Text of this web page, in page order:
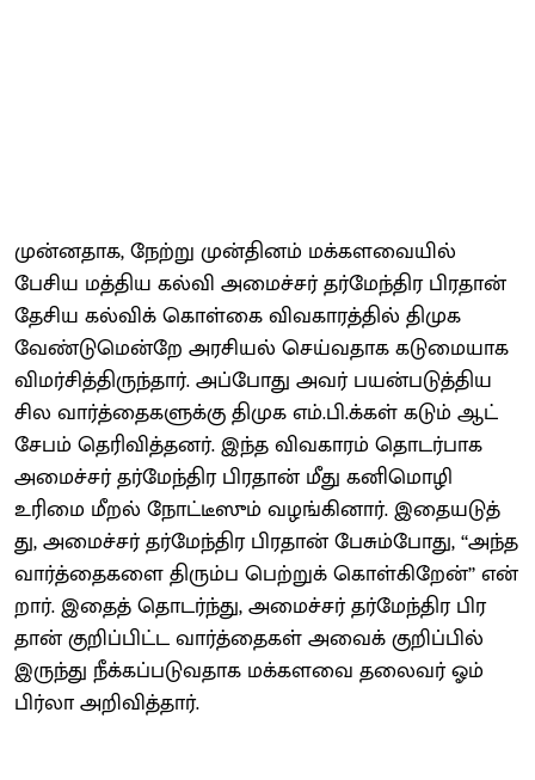
முன்​ன​தாக, நேற்று முன்​தினம் மக்​களவை​யில்
பேசிய மத்​திய கல்வி அமைச்​சர் தர்​மேந்​திர பிர​தான்
தேசிய கல்விக் கொள்கை விவ​காரத்​தில் திமுக
வேண்​டுமென்றே அரசி​யல் செய்​வ​தாக கடுமை​யாக
விமர்​சித்திருந்தார். அப்​போது அவர் பயன்​படுத்​திய
சில வார்த்​தைகளுக்கு திமுக எம்​.பி.க்​கள் கடும் ஆட்​
சேபம் தெரி​வித்​தனர். இந்த விவ​காரம் தொடர்​பாக
அமைச்​சர் தர்​மேந்​திர பிர​தான் மீது கனி​மொழி
உரிமை மீறல் நோட்​டீஸும் வழங்​கி​னார். இதையடுத்​
து, அமைச்​சர் தர்​மேந்​திர பிர​தான் பேசும்​போது, ‘‘அந்த
வார்த்​தைகளை திரும்ப பெற்​றுக் கொள்​கிறேன்’’ என்​
றார். இதைத் தொடர்ந்​து, அமைச்​சர் தர்​மேந்​திர பிர​
தான் குறிப்​பிட்ட வார்த்​தைகள் அவைக் குறிப்​பில்
இருந்து நீக்​கப்​படு​வ​தாக மக்​களவை தலை​வர் ஓம்
பிர்லா அறி​வித்​தார்.